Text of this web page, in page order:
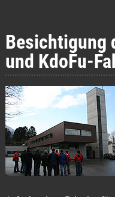
Besichtigung
und KdoFu-